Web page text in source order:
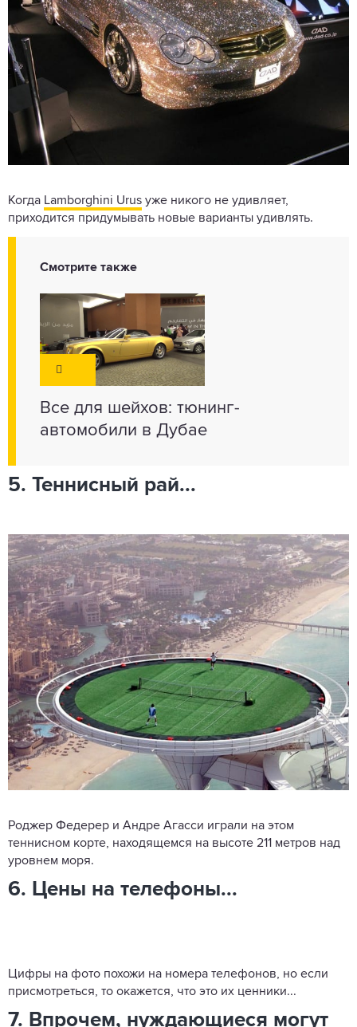
Когда Lamborghini Urus уже никого не удивляет,
приходится придумывать новые варианты удивлять.
Смотрите также
Все для шейхов: тюнинг-
автомобили в Дубае
5. Теннисный рай...
Роджер Федерер и Андре Агасси играли на этом
теннисном корте, находящемся на высоте 211 метров над
уровнем моря.
6. Цены на телефоны...
Цифры на фото похожи на номера телефонов, но если
присмотреться, то окажется, что это их ценники...
7. Впрочем, нуждающиеся могут